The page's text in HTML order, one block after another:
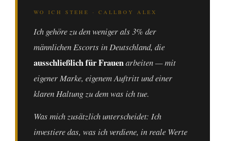
WO ICH STEHE · CALLBOY ALEX
Ich gehöre zu den weniger als 3% der
männlichen Escorts in Deutschland, die
ausschließlich für Frauenarbeiten — mit
eigener Marke, eigenem Auftritt und einer
klaren Haltung zu dem was ich tue.
Was mich zusätzlich unterscheidet: Ich
investiere das, was ich verdiene, in reale Werte